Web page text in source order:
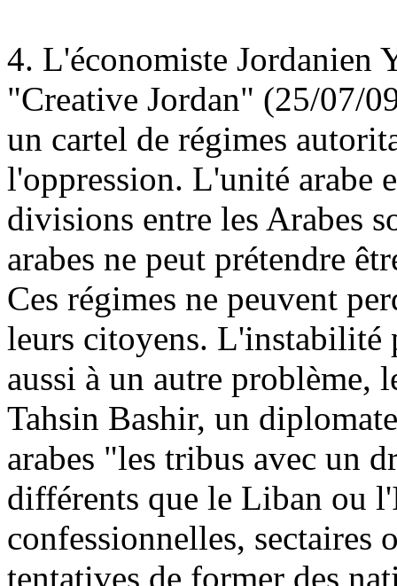
4. L'économiste Jordanien
"Creative Jordan" (25/07/
un cartel de régimes
l'oppression. L'unité arabe
divisions entre les Arabes
arabes ne peut prétendre
Ces régimes ne peuvent
leurs citoyens. L'instabilité
aussi à un autre problème,
Tahsin Bashir, un
arabes "les tribus avec un
différents que le Liban ou
confessionnelles, sectaires
tentatives de former des